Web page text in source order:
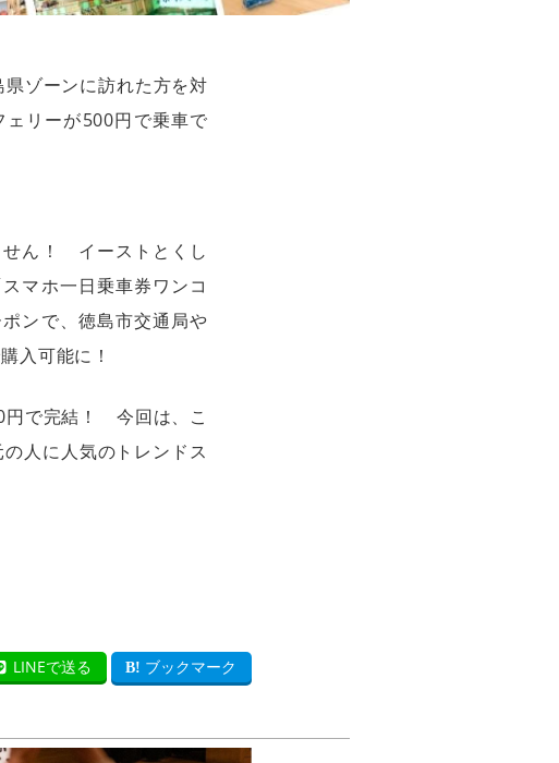
ゾーンに訪れた方を対
リーが500円で乗車で
せん！ イーストとくし
マホ一日乗車券ワンコ
ンで、徳島市交通局や
入可能に！
円で完結！ 今回は、こ
人に人気のトレンドス
LINEで送る ブックマーク